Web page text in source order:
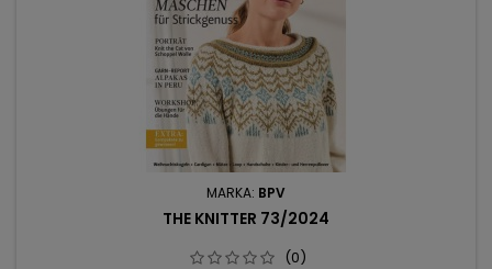
MARKA: BPV
THE KNITTER 73/2024
(0)